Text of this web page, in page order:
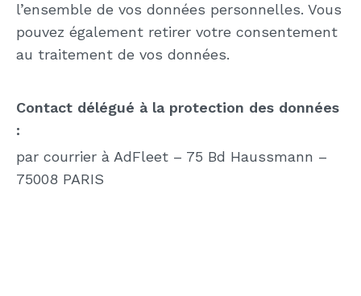
l’ensemble de vos données personnelles. Vous
pouvez également retirer votre consentement
au traitement de vos données.
Contact délégué à la protection des données
:
par courrier à AdFleet – 75 Bd Haussmann –
75008 PARIS